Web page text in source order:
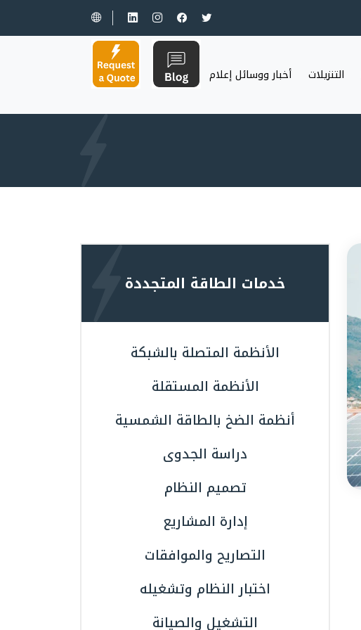
التنزيلات أخبار ووسائل إعلام
خدمات الطاقة المتجددة
الأنظمة المتصلة بالشبكة
الأنظمة المستقلة
أنظمة الضخ بالطاقة الشمسية
دراسة الجدوى
تصميم النظام
إدارة المشاريع
التصاريح والموافقات
اختبار النظام وتشغيله
التشغيل والصيانة